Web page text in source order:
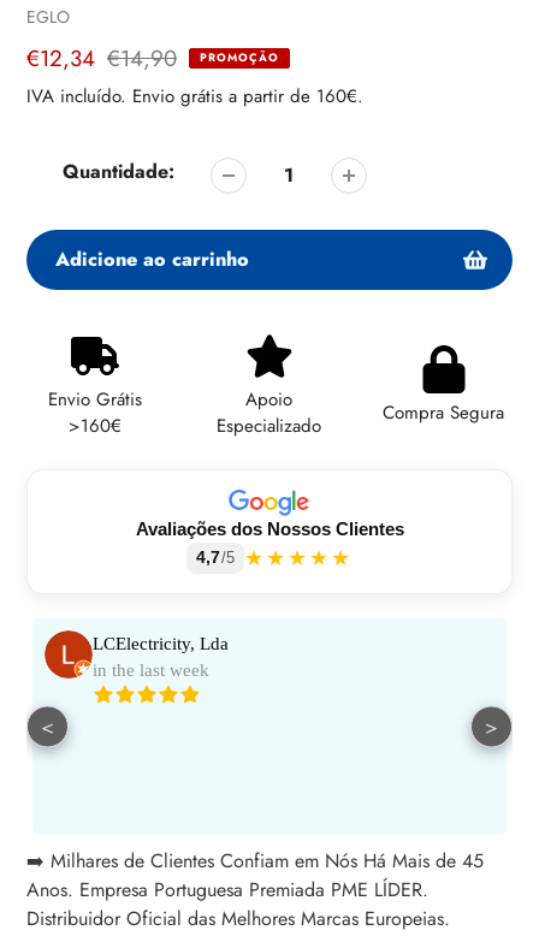
Fornecedor
EGLO
Preço
de
€12,34
Preço
regular
€14,90 PROMOÇÃO
IVA incluído. Envio grátis a partir de 160€.
Quantidade:
Adicione ao carrinho
seu
carrinho
Envio Grátis
>160€
Apoio
Especializado
Compra Segura
Avaliações dos Nossos Clientes
4,7/5 ★★★★★
LCElectricity, Lda
in the last week
< >
➡️ Milhares de Clientes Confiam em Nós Há Mais de 45
Anos. Empresa Portuguesa Premiada PME LÍDER.
Distribuidor Oficial das Melhores Marcas Europeias.